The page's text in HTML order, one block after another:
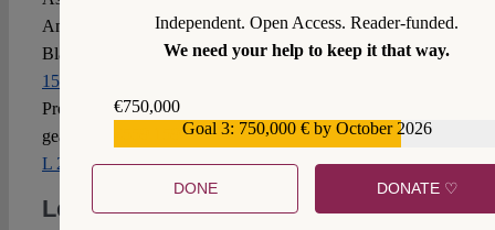
Amtsermittlungsgrundsatz verlangt keine Ermittlungen ins
Blaue hinein. Schließlich kann gem.§§ 136 Abs. 2 und 3,
153 Abs. 2 SGG
Prozessakte oder den Widerspruchsverwaltungsakt
gearbeitet werden (vgl. z.B. LSG Hamburg, 6.11.2019, Az.
L 2 U 28/19m. Anm. Kainz, NZS 2021, 119).
Letzte Runde?
Independent. Open Access. Reader-funded.
We need your help to keep it that way.
€750,000
Goal 3: 750,000 € by October 2026
DONE DONATE ♡